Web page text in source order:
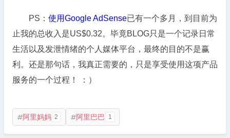
PS： 使用Google AdSense已有一个多月，到目前为
止我的总收入是US$0.32。毕竟BLOG只是一个记录日常
生活以及发泄情绪的个人媒体平台，最终的目的不是赢
利。还是那句话，我真正需要的，只是享受使用这项产品
服务的一个过程！ ：）
阿里妈妈 2 阿里巴巴 1